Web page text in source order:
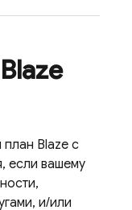
Blaze с
если вашему
и/или